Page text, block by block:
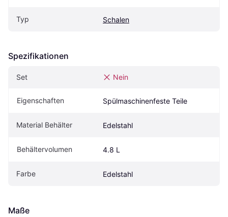
Typ Schalen
Spezifikationen
Set Nein
Eigenschaften Spülmaschinenfeste Teile
Material Behälter Edelstahl
Behältervolumen 4.8 L
Farbe Edelstahl
Maße